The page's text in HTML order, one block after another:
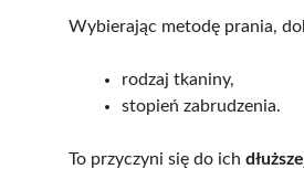
Wybierając metodę prania,
rodzaj tkaniny,
stopień zabrudzenia.
To przyczyni się do ich